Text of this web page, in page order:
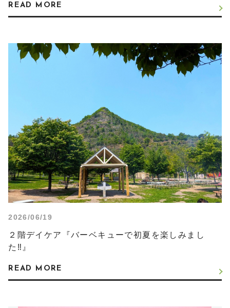
READ MORE
2026/06/19
２階デイケア『バーベキューで初夏を楽しみまし
た‼』
READ MORE